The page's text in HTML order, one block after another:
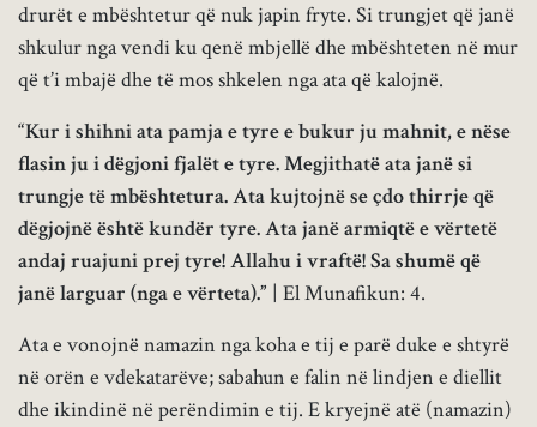
drurët e mbështetur që nuk japin fryte. Si trungjet që janë
shkulur nga vendi ku qenë mbjellë dhe mbështeten në mur
që t’i mbajë dhe të mos shkelen nga ata që kalojnë.
“Kur i shihni ata pamja e tyre e bukur ju mahnit, e nëse
flasin ju i dëgjoni fjalët e tyre. Megjithatë ata janë si
trungje të mbështetura. Ata kujtojnë se çdo thirrje që
dëgjojnë është kundër tyre. Ata janë armiqtë e vërtetë
andaj ruajuni prej tyre! Allahu i vraftë! Sa shumë që
janë larguar (nga e vërteta).” | El Munafikun: 4.
Ata e vonojnë namazin nga koha e tij e parë duke e shtyrë
në orën e vdekatarëve; sabahun e falin në lindjen e diellit
dhe ikindinë në perëndimin e tij. E kryejnë atë (namazin)